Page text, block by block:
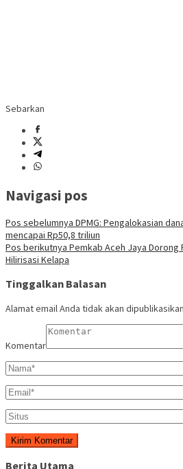
Sebarkan
Navigasi pos
Pos sebelumnya DPMG: Pengalokasian
mencapai Rp50,8 triliun
Pos berikutnya Pemkab Aceh Jaya
Hilirisasi Kelapa
Tinggalkan Balasan
Alamat email Anda tidak akan
Komentar
Berita Utama